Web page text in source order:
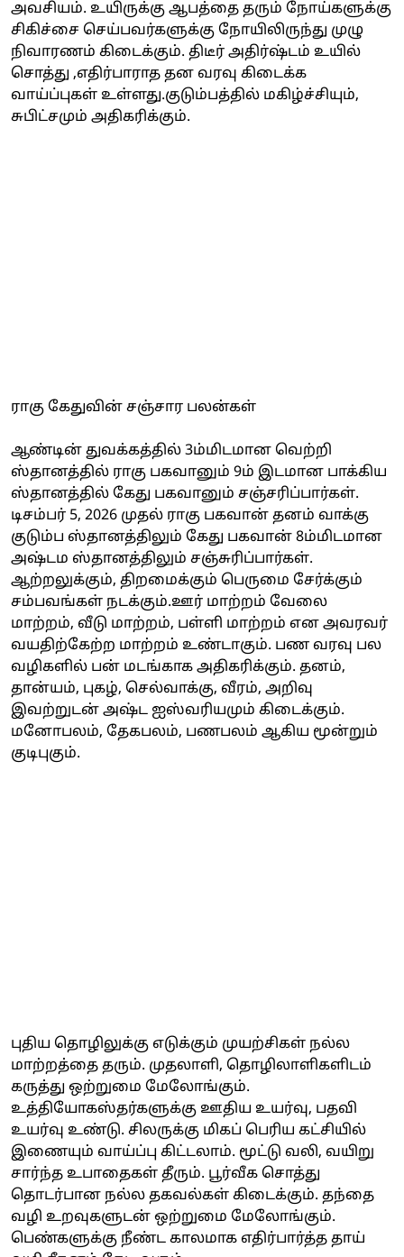
அவசியம். உயிருக்கு ஆபத்தை தரும் நோய்களுக்கு
சிகிச்சை செய்பவர்களுக்கு நோயிலிருந்து முழு
நிவாரணம் கிடைக்கும். திடீர் அதிர்ஷ்டம் உயில்
சொத்து ,எதிர்பாராத தன வரவு கிடைக்க
வாய்ப்புகள் உள்ளது.குடும்பத்தில் மகிழ்ச்சியும்,
சுபிட்சமும் அதிகரிக்கும்.
ராகு கேதுவின் சஞ்சார பலன்கள்
ஆண்டின் துவக்கத்தில் 3ம்மிடமான வெற்றி
ஸ்தானத்தில் ராகு பகவானும் 9ம் இடமான பாக்கிய
ஸ்தானத்தில் கேது பகவானும் சஞ்சரிப்பார்கள்.
டிசம்பர் 5, 2026 முதல் ராகு பகவான் தனம் வாக்கு
குடும்ப ஸ்தானத்திலும் கேது பகவான் 8ம்மிடமான
அஷ்டம ஸ்தானத்திலும் சஞ்சுரிப்பார்கள்.
ஆற்றலுக்கும், திறமைக்கும் பெருமை சேர்க்கும்
சம்பவங்கள் நடக்கும்.ஊர் மாற்றம் வேலை
மாற்றம், வீடு மாற்றம், பள்ளி மாற்றம் என அவரவர்
வயதிற்கேற்ற மாற்றம் உண்டாகும். பண வரவு பல
வழிகளில் பன் மடங்காக அதிகரிக்கும். தனம்,
தான்யம், புகழ், செல்வாக்கு, வீரம், அறிவு
இவற்றுடன் அஷ்ட ஐஸ்வரியமும் கிடைக்கும்.
மனோபலம், தேகபலம், பணபலம் ஆகிய மூன்றும்
குடிபுகும்.
புதிய தொழிலுக்கு எடுக்கும் முயற்சிகள் நல்ல
மாற்றத்தை தரும். முதலாளி, தொழிலாளிகளிடம்
கருத்து ஒற்றுமை மேலோங்கும்.
உத்தியோகஸ்தர்களுக்கு ஊதிய உயர்வு, பதவி
உயர்வு உண்டு. சிலருக்கு மிகப் பெரிய கட்சியில்
இணையும் வாய்ப்பு கிட்டலாம். மூட்டு வலி, வயிறு
சார்ந்த உபாதைகள் தீரும். பூர்வீக சொத்து
தொடர்பான நல்ல தகவல்கள் கிடைக்கும். தந்தை
வழி உறவுகளுடன் ஒற்றுமை மேலோங்கும்.
பெண்களுக்கு நீண்ட காலமாக எதிர்பார்த்த தாய்